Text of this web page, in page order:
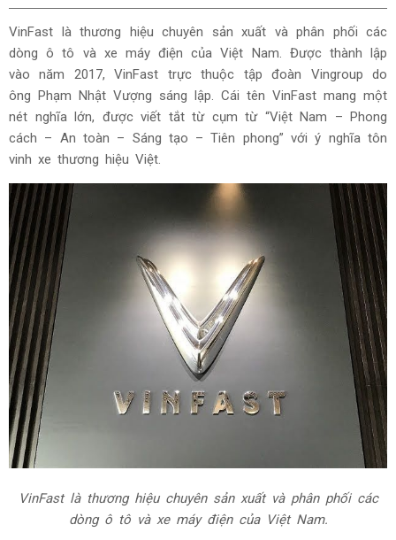
VinFast là thương hiệu chuyên sản xuất và phân phối các
dòng ô tô và xe máy điện của Việt Nam. Được thành lập
vào năm 2017, VinFast trực thuộc tập đoàn Vingroup do
ông Phạm Nhật Vượng sáng lập. Cái tên VinFast mang một
nét nghĩa lớn, được viết tắt từ cụm từ “Việt Nam – Phong
cách – An toàn – Sáng tạo – Tiên phong” với ý nghĩa tôn
vinh xe thương hiệu Việt.
VinFast là thương hiệu chuyên sản xuất và phân phối các
dòng ô tô và xe máy điện của Việt Nam.